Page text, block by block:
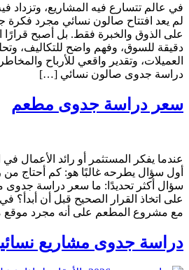
في عالم تتسارع فيه المشاريع، وتزداد
لم يعد افتتاح صالون نسائي مجرد فكرة
على الذوق والخبرة فقط. بل أصبح قرارًا
دقيقة للسوق، وفهم واضح للتكاليف،
العميلات، وتقدير واقعي للأرباح
دراسة جدوى صالون نسائي […]
سعر دراسة جدوى مطعم
عندما يفكر المستثمر أو رائد الأعمال
أول سؤال يطرحه غالبًا هو: كم أحتاج من
سؤال أكثر تحديدًا: ما سعر دراسة جدوى
على اتخاذ القرار الصحيح قبل أن أبدأ؟ في
مع مشروع المطعم على أنه مجرد موقع
دراسة جدوى مشاريع